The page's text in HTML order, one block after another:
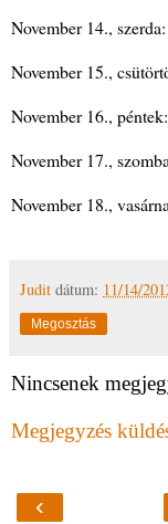
November 14.,
November 15.,
November 16.,
November 17.,
November 18.,
Judit dátum: 11/14/
Megosztás
Nincsenek
Megjegyzés
‹